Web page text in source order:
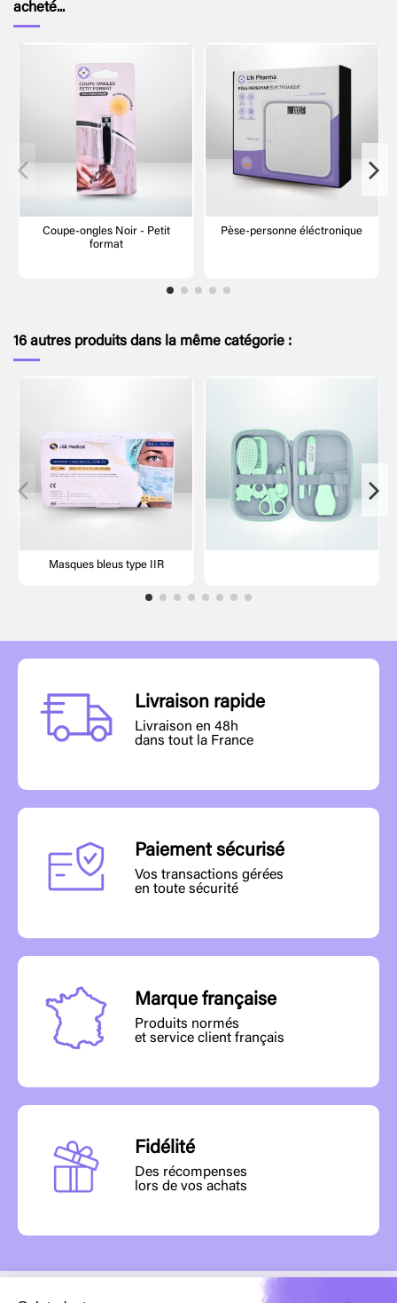
acheté...
Coupe-ongles Noir - Petit
format
Pèse-personne éléctronique
16 autres produits dans la même catégorie :
Masques bleus type IIR
Livraison rapide
Livraison en 48h
dans tout la France
Paiement sécurisé
Vos transactions gérées
en toute sécurité
Marque française
Produits normés
et service client français
Fidélité
Des récompenses
lors de vos achats